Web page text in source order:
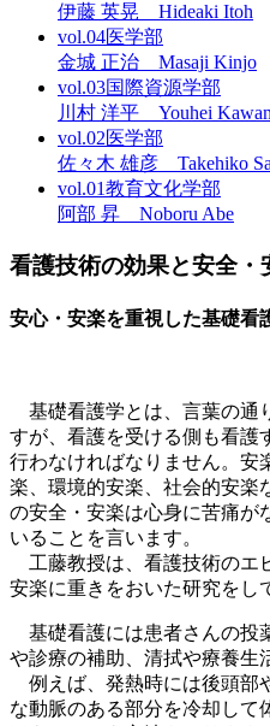
伊藤 英晃 Hideaki Itoh
vol.04医学部
金城 正治 Masaji Kinjo
vol.03国際資源学部
川村 洋平 Youhei
vol.02医学部
佐々木 雄彦 Takehiko
vol.01教育文化学部
阿部 昇 Noboru Abe
看護技術の効果と安全・
安心・安楽を重視した基礎看
基礎看護学とは、言葉の通
すが、看護を受ける側も看護
行わなければなりません。安
楽、環境的安楽、社会的安楽
の安全・安楽は心身に苦痛が
いることを言います。
工藤教授は、 看護技術のエ
安楽に重きをおいた研究をし
基礎看護には患者さんの投
や診療の補助、清拭や療養生
例えば、発熱時には後頭部
な動脈のある部分を冷却して